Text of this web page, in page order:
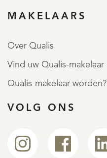
MAKELAARS
Over Qualis
Vind uw Qualis-makelaar
Qualis-makelaar worden?
VOLG ONS